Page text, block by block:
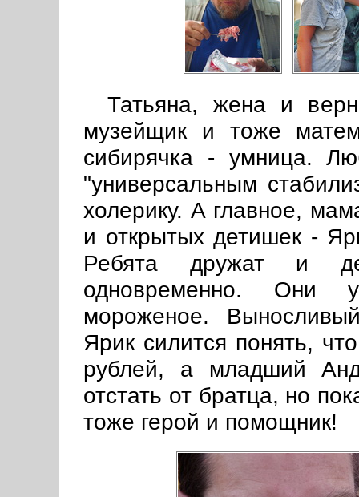
Татьяна, жена и
музейщик и тоже
сибирячка - умница.
"универсальным
холерику. А главное,
и открытых детишек -
Ребята дружат и
одновременно. Они
мороженое.
Ярик силится понять,
рублей, а младший
отстать от братца, но
тоже герой и помощник!